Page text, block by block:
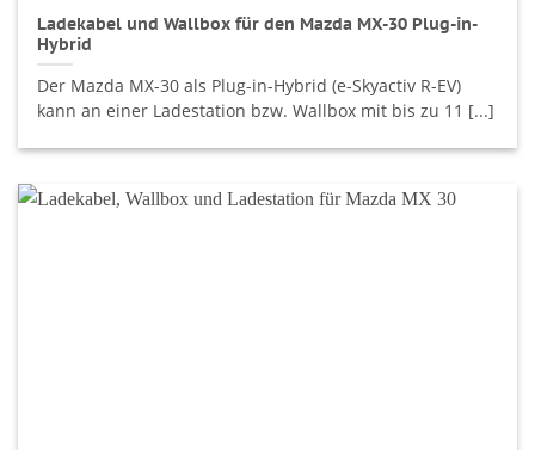
Ladekabel und Wallbox für den Mazda MX-30 Plug-in-
Hybrid
Der Mazda MX-30 als Plug-in-Hybrid (e-Skyactiv R-EV)
kann an einer Ladestation bzw. Wallbox mit bis zu 11 [...]